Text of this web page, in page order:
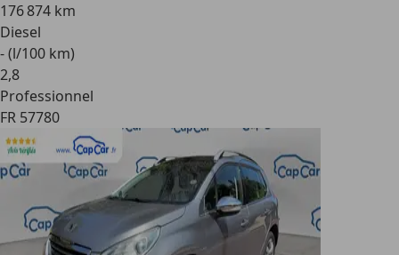
176 874 km
Diesel
- (l/100 km)
2,8
Professionnel
FR 57780